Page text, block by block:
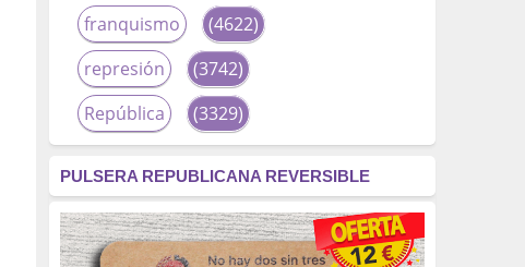
franquismo
(4622)
represión
(3742)
República
(3329)
fascismo
(2677)
tardofranquismo
(2320)
PULSERA REPUBLICANA REVERSIBLE